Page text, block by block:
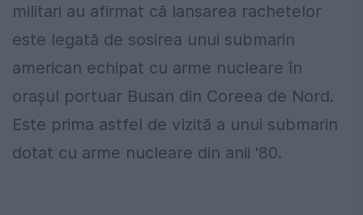
militari au afirmat că lansarea rachetelor
este legată de sosirea unui submarin
american echipat cu arme nucleare în
orașul portuar Busan din Coreea de Nord.
Este prima astfel de vizită a unui submarin
dotat cu arme nucleare din anii '80.